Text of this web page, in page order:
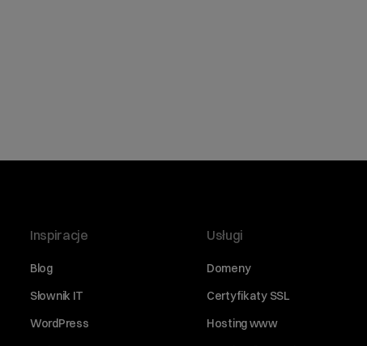
Inspiracje
Blog
Słownik IT
WordPress
Usługi
Domeny
Certyfikaty SSL
Hosting www